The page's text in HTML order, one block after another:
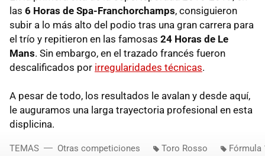
las 6 Horas de Spa-Franchorchamps, consiguieron
subir a lo más alto del podio tras una gran carrera para
el trío y repitieron en las famosas 24 Horas de Le
Mans. Sin embargo, en el trazado francés fueron
descalificados por irregularidades técnicas.
A pesar de todo, los resultados le avalan y desde aquí,
le auguramos una larga trayectoria profesional en esta
displicina.
TEMAS Otras competiciones Toro Rosso Fórmula